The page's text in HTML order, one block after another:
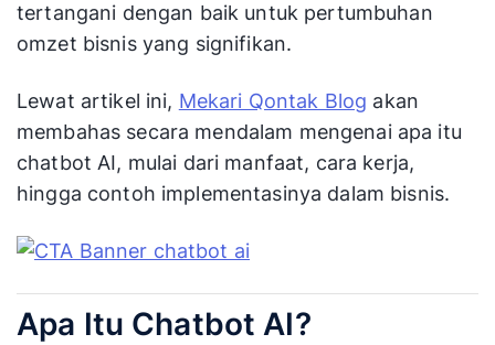
tertangani dengan baik untuk pertumbuhan
omzet bisnis yang signifikan.
Lewat artikel ini, Mekari Qontak Blog akan
membahas secara mendalam mengenai apa itu
chatbot AI, mulai dari manfaat, cara kerja,
hingga contoh implementasinya dalam bisnis.
Apa Itu Chatbot AI?